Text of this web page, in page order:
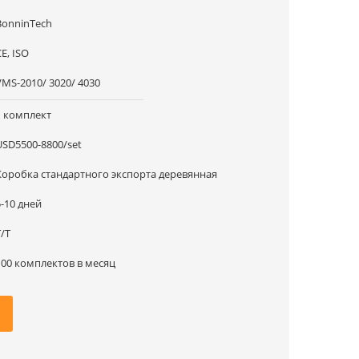
ISO
2010/ 3020/ 4030
комплект
8800/set
стандартного экспорта деревянная
10 дней
T
комплектов в месяц